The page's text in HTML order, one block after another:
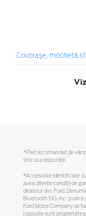
Covoraşe, mochetă
*Preţ recomandat de
stocului disponibil.
*Accesoriile identificate
avea diferite condiții de
dealerul dvs. Ford.
Bluetooth SIG, Inc. și
Ford Motor Company se
logourile sunt